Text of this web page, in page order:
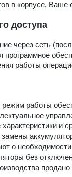
в корпусе, Ваше
доступа
через сеть
программное
работы
режим работы
и
о
без